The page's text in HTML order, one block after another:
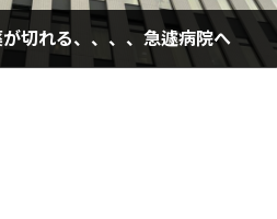
切れる、、、、急遽病院へ